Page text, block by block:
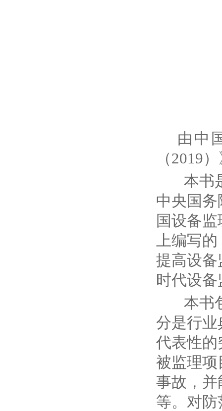
由中
（2019
本书是
中央国
国设备
上编写
提高设
时代设
本书包
分是行
代表性
被监理
事故，
等。对